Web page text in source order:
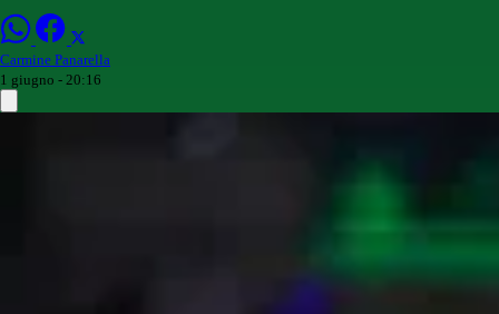
Carmine Panarella
1 giugno - 20:16